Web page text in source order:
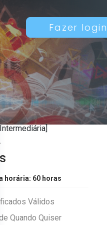
Fazer login
horária: 60 horas
Válidos
Quando Quiser